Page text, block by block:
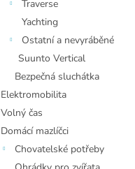
Traverse
Yachting
Ostatní a nevyráběné
Suunto Vertical
Bezpečná sluchátka
Elektromobilita
Volný čas
Domácí mazlíčci
Chovatelské potřeby